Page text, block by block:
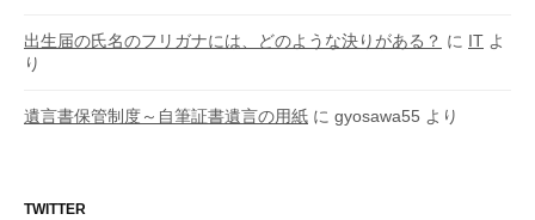
出生届の氏名のフリガナには、どのような決りがある？ に IT よ
り
遺言書保管制度～自筆証書遺言の用紙 に gyosawa55 より
TWITTER